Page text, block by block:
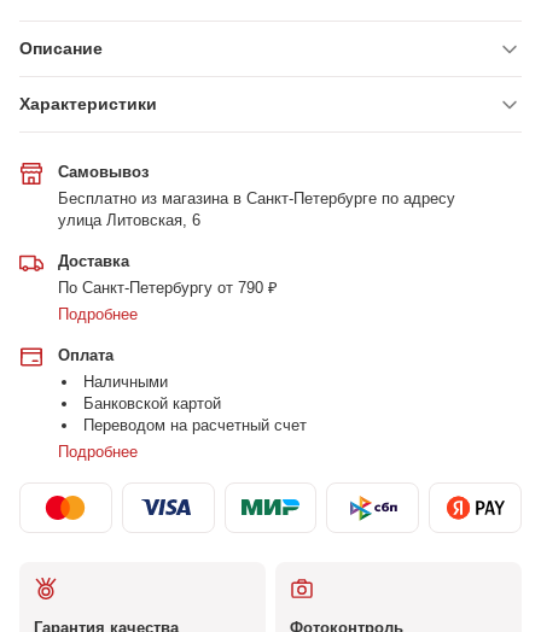
Описание
Характеристики
Самовывоз
Бесплатно из магазина в Санкт-Петербурге по адресу
улица Литовская, 6
Доставка
По Санкт-Петербургу от 790 ₽
Подробнее
Оплата
Наличными
Банковской картой
Переводом на расчетный счет
Подробнее
Гарантия качества
Фотоконтроль